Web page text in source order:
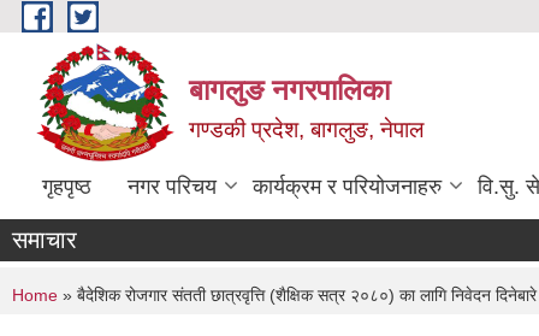
Skip to main content
बागलुङ नगरपालिका
गण्डकी प्रदेश, बागलुङ, नेपाल
गृहपृष्ठ नगर परिचय कार्यक्रम र परियोजनाहरु वि.सु.
समाचार
You are here
Home » बैदेशिक रोजगार संतती छात्रवृत्ति (शैक्षिक सत्र २०८०) का लागि निवेदन